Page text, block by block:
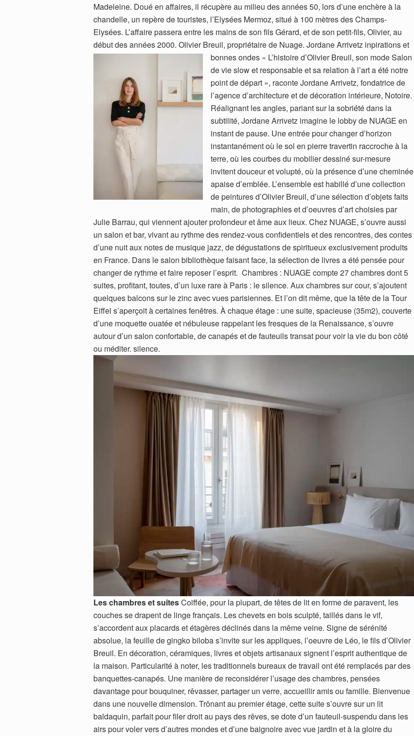
Madeleine. Doué en affaires, il récupère au milieu des années 50, lors d’une enchère à la
chandelle, un repère de touristes, l’Elysées Mermoz, situé à 100 mètres des Champs-
Elysées. L’affaire passera entre les mains de son fils Gérard, et de son petit-fils, Olivier, au
début des années 2000. Olivier Breuil, propriétaire de Nuage. Jordane Arrivetz inpirations et
bonnes ondes « L’histoire d’Olivier Breuil, son mode Salon
de vie slow et responsable et sa relation à l’art a été notre
point de départ », raconte Jordane Arrivetz, fondatrice de
l’agence d’architecture et de décoration intérieure, Notoire.
Réalignant les angles, pariant sur la sobriété dans la
subtilité, Jordane Arrivetz imagine le lobby de NUAGE en
instant de pause. Une entrée pour changer d’horizon
instantanément où le sol en pierre travertin raccroche à la
terre, où les courbes du mobilier dessiné sur-mesure
invitent douceur et volupté, où la présence d’une cheminée
apaise d’emblée. L’ensemble est habillé d’une collection
de peintures d’Olivier Breuil, d’une sélection d’objets faits
main, de photographies et d’oeuvres d’art choisies par
Julie Barrau, qui viennent ajouter profondeur et âme aux lieux. Chez NUAGE, s’ouvre aussi
un salon et bar, vivant au rythme des rendez-vous confidentiels et des rencontres, des contes
d’une nuit aux notes de musique jazz, de dégustations de spiritueux exclusivement produits
en France. Dans le salon bibliothèque faisant face, la sélection de livres a été pensée pour
changer de rythme et faire reposer l’esprit. Chambres : NUAGE compte 27 chambres dont 5
suites, profitant, toutes, d’un luxe rare à Paris : le silence. Aux chambres sur cour, s’ajoutent
quelques balcons sur le zinc avec vues parisiennes. Et l’on dit même, que la tête de la Tour
Eiffel s’aperçoit à certaines fenêtres. À chaque étage : une suite, spacieuse (35m2), couverte
d’une moquette ouatée et nébuleuse rappelant les fresques de la Renaissance, s’ouvre
autour d’un salon confortable, de canapés et de fauteuils transat pour voir la vie du bon côté
ou méditer. silence.
Les chambres et suitesCoiffée, pour la plupart, de têtes de lit en forme de paravent, les
couches se drapent de linge français. Les chevets en bois sculpté, taillés dans le vif,
s’accordent aux placards et étagères déclinés dans la même veine. Signe de sérénité
absolue, la feuille de gingko biloba s’invite sur les appliques, l’oeuvre de Léo, le fils d’Olivier
Breuil. En décoration, céramiques, livres et objets artisanaux signent l’esprit authentique de
la maison. Particularité à noter, les traditionnels bureaux de travail ont été remplacés par des
banquettes-canapés. Une manière de reconsidérer l’usage des chambres, pensées
davantage pour bouquiner, rêvasser, partager un verre, accueillir amis ou famille. Bienvenue
dans une nouvelle dimension. Trônant au premier étage, cette suite s’ouvre sur un lit
baldaquin, parfait pour filer droit au pays des rêves, se dote d’un fauteuil-suspendu dans les
airs pour voler vers d’autres mondes et d’une baignoire avec vue jardin et à la gloire du